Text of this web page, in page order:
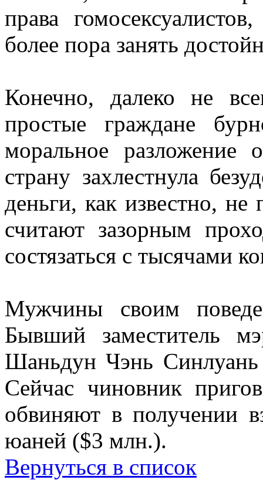
права
более пора занять
Конечно, далеко не
простые граждане
моральное разложение
страну захлестнула
деньги, как известно,
считают зазорным
состязаться с тысячами
Мужчины своим
Бывший заместитель
Шаньдун Чэнь
Сейчас чиновник
обвиняют в получении
юаней ($3 млн.).
Вернуться в список